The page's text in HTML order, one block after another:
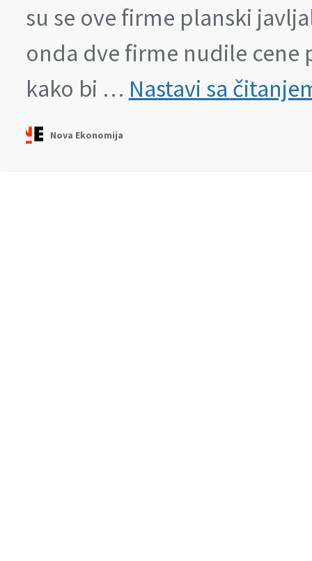
su se ove firme planski
onda dve firme nudile cene
kako bi … Nastavi sa
Nova Ekonomija